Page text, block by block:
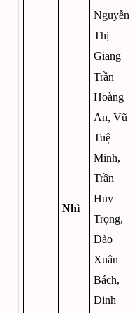
Nguyễn
Thị
Giang
Nhì
Trần
Hoàng
An, Vũ
Tuệ
Minh,
Trần
Huy
Trọng,
Đào
Xuân
Bách,
Đinh